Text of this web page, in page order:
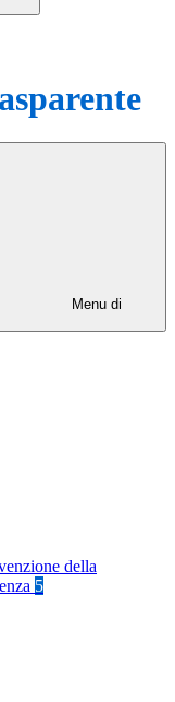
Menu di
della
5